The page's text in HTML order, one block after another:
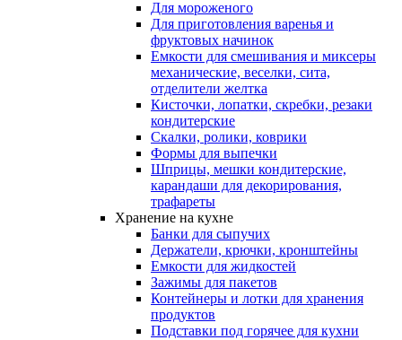
Для мороженого
Для приготовления варенья и
фруктовых начинок
Емкости для смешивания и миксеры
механические, веселки, сита,
отделители желтка
Кисточки, лопатки, скребки, резаки
кондитерские
Скалки, ролики, коврики
Формы для выпечки
Шприцы, мешки кондитерские,
карандаши для декорирования,
трафареты
Хранение на кухне
Банки для сыпучих
Держатели, крючки, кронштейны
Емкости для жидкостей
Зажимы для пакетов
Контейнеры и лотки для хранения
продуктов
Подставки под горячее для кухни